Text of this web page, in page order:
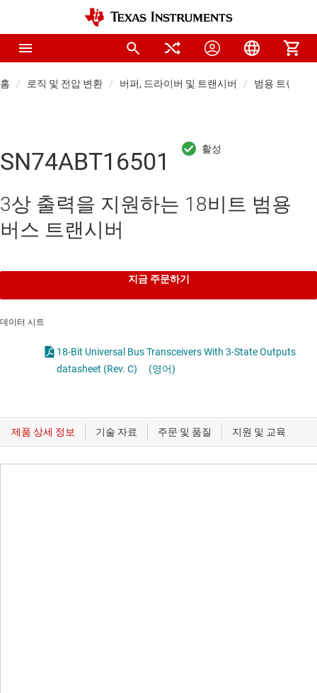
홈 로직 및 전압 변환 버퍼, 드라이버 및 트랜시버 범용 트랜시버
SN74ABT16501
3상 출력을 지원하는 18비트 범용
버스 트랜시버
지금 주문하기
데이터 시트
18-Bit Universal Bus Transceivers With 3-State Outputs
datasheet (Rev. C)
(영어)